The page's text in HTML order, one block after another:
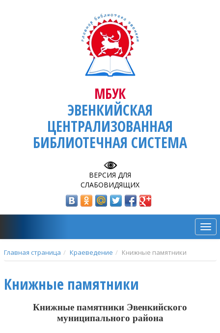
МБУК
ЭВЕНКИЙСКАЯ
ЦЕНТРАЛИЗОВАННАЯ
БИБЛИОТЕЧНАЯ СИСТЕМА
ВЕРСИЯ ДЛЯ
СЛАБОВИДЯЩИХ
Главная страница Краеведение Книжные памятники
Книжные памятники
Книжные памятники Эвенкийского
муниципального района